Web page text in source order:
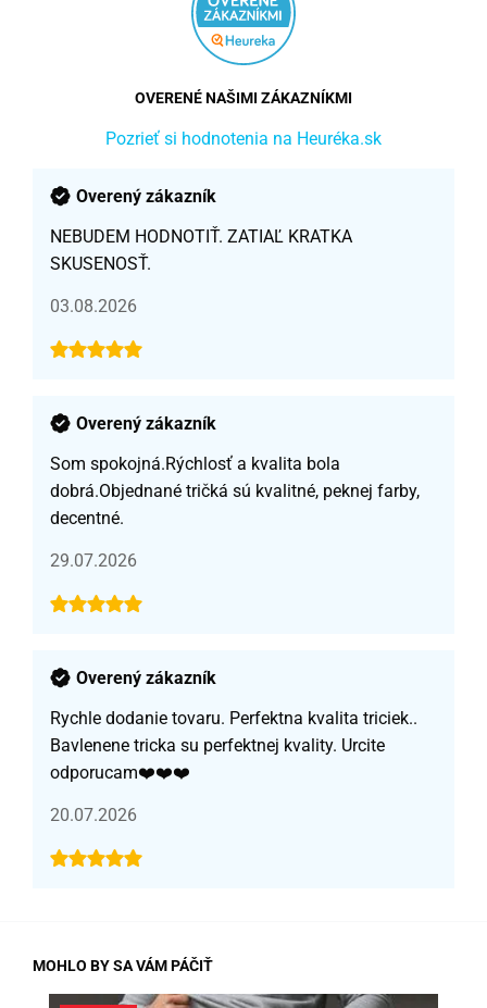
OVERENÉ NAŠIMI ZÁKAZNÍKMI
Pozrieť si hodnotenia na Heuréka.sk
Overený zákazník
NEBUDEM HODNOTIŤ. ZATIAĽ KRATKA
SKUSENOSŤ.
03.08.2026
Overený zákazník
Som spokojná.Rýchlosť a kvalita bola
dobrá.Objednané tričká sú kvalitné, peknej farby,
decentné.
29.07.2026
Overený zákazník
Rychle dodanie tovaru. Perfektna kvalita triciek..
Bavlenene tricka su perfektnej kvality. Urcite
odporucam❤️❤️❤️
20.07.2026
MOHLO BY SA VÁM PÁČIŤ